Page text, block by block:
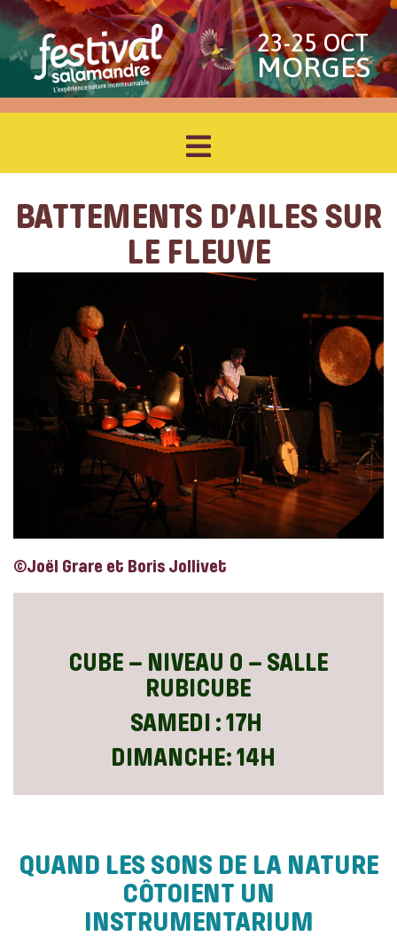
23-25 OCT
MORGES
BATTEMENTS D’AILES SUR
LE FLEUVE
©Joël Grare et Boris Jollivet
CUBE – NIVEAU 0 – SALLE
RUBICUBE
SAMEDI : 17H
DIMANCHE: 14H
QUAND LES SONS DE LA NATURE
CÔTOIENT UN
INSTRUMENTARIUM